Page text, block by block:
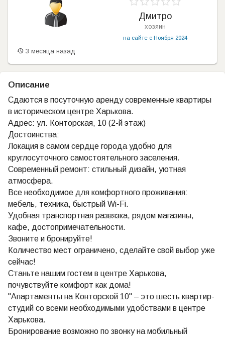
Дмитро
хозяин
на сайте с Ноября 2024
3 месяца назад
Описание
Сдаются в посуточную аренду современные квартиры
в историческом центре Харькова.
Адрес: ул. Конторская, 10 (2-й этаж)
Достоинства:
Локация в самом сердце города удобно для
круглосуточного самостоятельного заселения.
Современный ремонт: стильный дизайн, уютная
атмосфера.
Все необходимое для комфортного проживания:
мебель, техника, быстрый Wi-Fi.
Удобная транспортная развязка, рядом магазины,
кафе, достопримечательности.
Звоните и бронируйте!
Количество мест ограничено, сделайте свой выбор уже
сейчас!
Станьте нашим гостем в центре Харькова,
почувствуйте комфорт как дома!
"Апартаменты на Конторской 10" – это шесть квартир-
студий со всеми необходимыми удобствами в центре
Харькова.
Бронирование возможно по звонку на мобильный